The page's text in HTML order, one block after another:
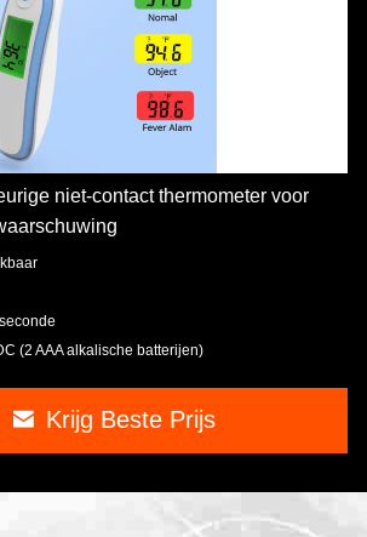
niet-contact thermometer voor
(2 AAA alkalische batterijen)
Krijg Beste Prijs